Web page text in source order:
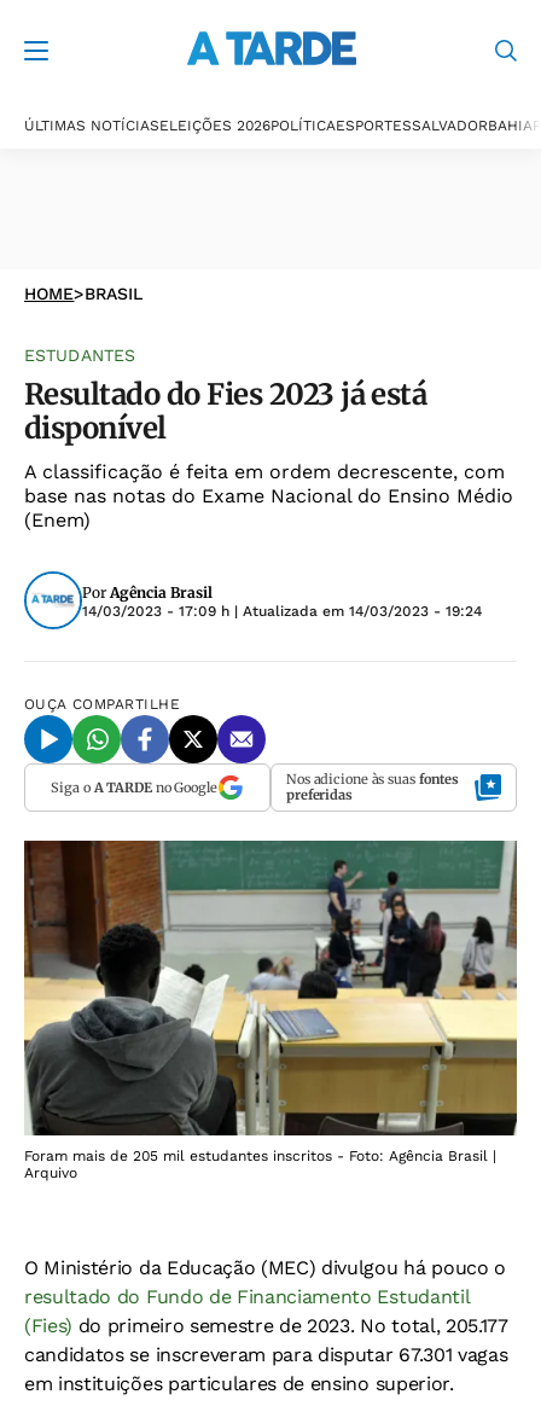
ÚLTIMAS NOTÍCIASELEIÇÕES 2026POLÍTICAESPORTESSALVADORBAHIA
HOME>BRASIL
ESTUDANTES
Resultado do Fies 2023 já está
disponível
A classificação é feita em ordem decrescente, com
base nas notas do Exame Nacional do Ensino Médio
(Enem)
PorAgência Brasil
14/03/2023 - 17:09 h | Atualizada em 14/03/2023 - 19:24
OUÇA COMPARTILHE
Siga o A TARDEno Google Nos adicione às suas fontes
preferidas
Foram mais de 205 mil estudantes inscritos - Foto: Agência Brasil |
Arquivo
O Ministério da Educação (MEC) divulgou há pouco o
resultado do Fundo de Financiamento Estudantil
(Fies) do primeiro semestre de 2023. No total, 205.177
candidatos se inscreveram para disputar 67.301 vagas
em instituições particulares de ensino superior.